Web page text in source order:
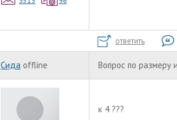
ответить
Сида offline Вопрос по размеру
к 4 ???